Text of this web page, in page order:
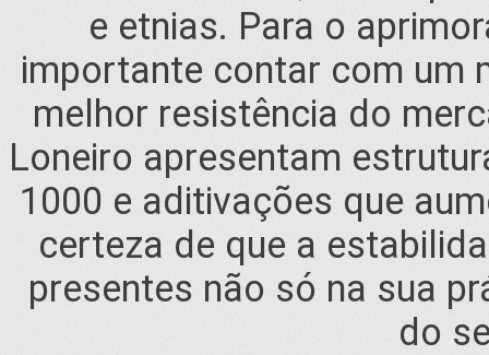
e etnias. Para o
importante contar com um
melhor resistência do
Loneiro apresentam
1000 e aditivações que
certeza de que a
presentes não só na sua
do